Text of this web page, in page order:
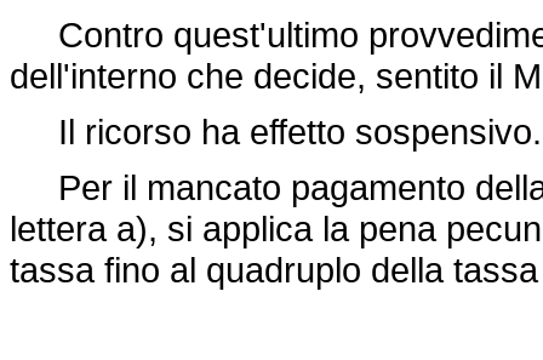
Contro quest'ultimo
dell'interno che decide, sentito il
Il ricorso ha effetto sospensivo.
Per il mancato pagamento
lettera a), si applica la pena
tassa fino al quadruplo della